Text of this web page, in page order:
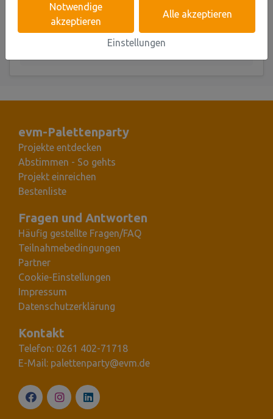
Notwendige
akzeptieren
Alle akzeptieren
Einstellungen
Erhaltene Stimmen
303 Stimmen erhalten
evm-Palettenparty
Projekte entdecken
Abstimmen - So gehts
Projekt einreichen
Bestenliste
Fragen und Antworten
Häufig gestellte Fragen/FAQ
Teilnahmebedingungen
Partner
Cookie-Einstellungen
Impressum
Datenschutzerklärung
Kontakt
Telefon: 0261 402-71718
E-Mail: palettenparty@evm.de